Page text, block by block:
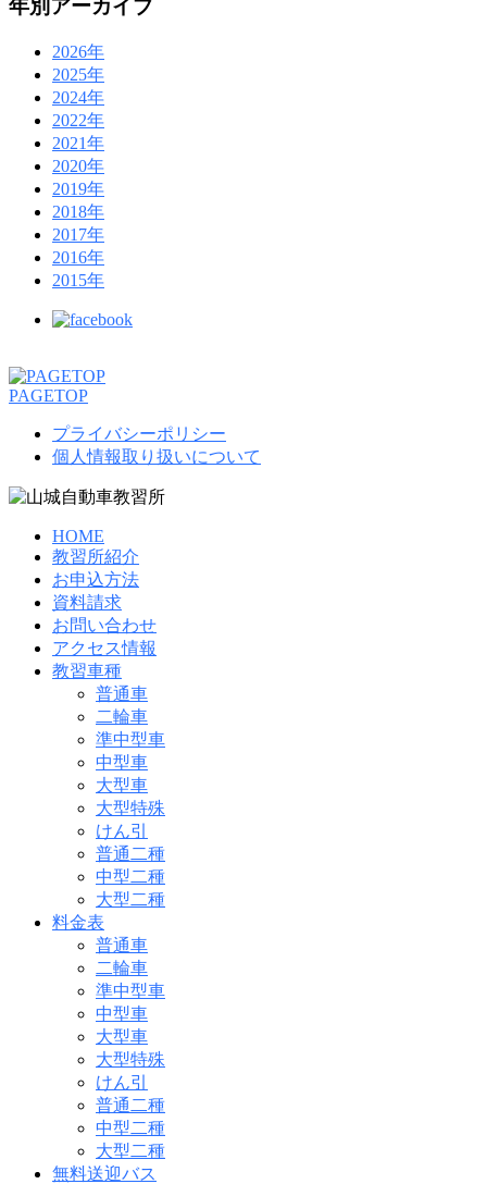
年別アーカイブ
2026年
2025年
2024年
2022年
2021年
2020年
2019年
2018年
2017年
2016年
2015年
PAGETOP
プライバシーポリシー
個人情報取り扱いについて
HOME
教習所紹介
お申込方法
資料請求
お問い合わせ
アクセス情報
教習車種
普通車
二輪車
準中型車
中型車
大型車
大型特殊
けん引
普通二種
中型二種
大型二種
料金表
普通車
二輪車
準中型車
中型車
大型車
大型特殊
けん引
普通二種
中型二種
大型二種
無料送迎バス